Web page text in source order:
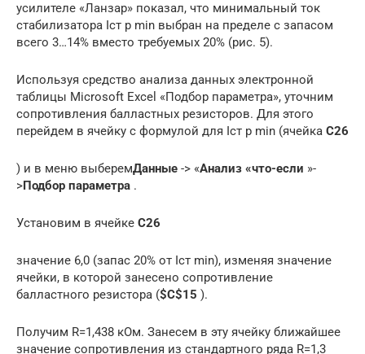
усилителе «Ланзар» показал, что минимальный ток
стабилизатора Iст р min выбран на пределе с запасом
всего 3…14% вместо требуемых 20% (рис. 5).
Используя средство анализа данных электронной
таблицы Microsoft Excel «Подбор параметра», уточним
сопротивления балластных резисторов. Для этого
перейдем в ячейку с формулой для Iст р min (ячейка C26
) и в меню выберемДанные -> «Анализ «что-если »-
>Подбор параметра .
Установим в ячейке C26
значение 6,0 (запас 20% от Iст min), изменяя значение
ячейки, в которой занесено сопротивление
балластного резистора ($C$15 ).
Получим R=1,438 кОм. Занесем в эту ячейку ближайшее
значение сопротивления из стандартного ряда R=1,3